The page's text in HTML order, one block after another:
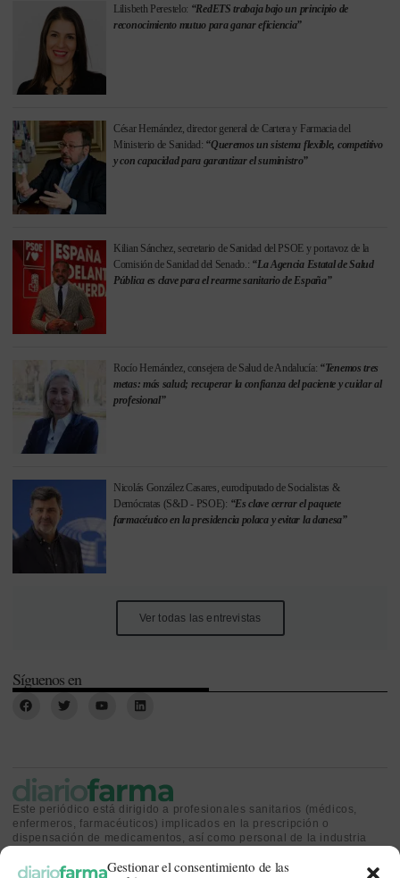
Gestionar el consentimiento de las
Lilisbeth Perestelo: “RedETS trabaja bajo un principio de
reconocimiento mutuo para ganar eficiencia”
César Hernández, director general de Cartera y Farmacia del
Ministerio de Sanidad: “Queremos un sistema flexible, competitivo
y con capacidad para garantizar el suministro”
Kilian Sánchez, secretario de Sanidad del PSOE y portavoz de la
Comisión de Sanidad del Senado.: “La Agencia Estatal de Salud
Pública es clave para el rearme sanitario de España”
Rocío Hernández, consejera de Salud de Andalucía: “Tenemos tres
metas: más salud; recuperar la confianza del paciente y cuidar al
profesional”
Nicolás González Casares, eurodiputado de Socialistas &
Demócratas (S&D - PSOE): “Es clave cerrar el paquete
farmacéutico en la presidencia polaca y evitar la danesa”
Ver todas las entrevistas
Síguenos en
Este periódico está dirigido a profesionales sanitarios (médicos,
enfermeros, farmacéuticos) implicados en la prescripción o
dispensación de medicamentos, así como personal de la industria
sanitaria.